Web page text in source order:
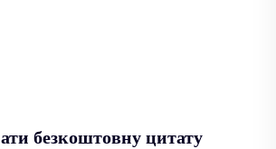
безкоштовну цитату